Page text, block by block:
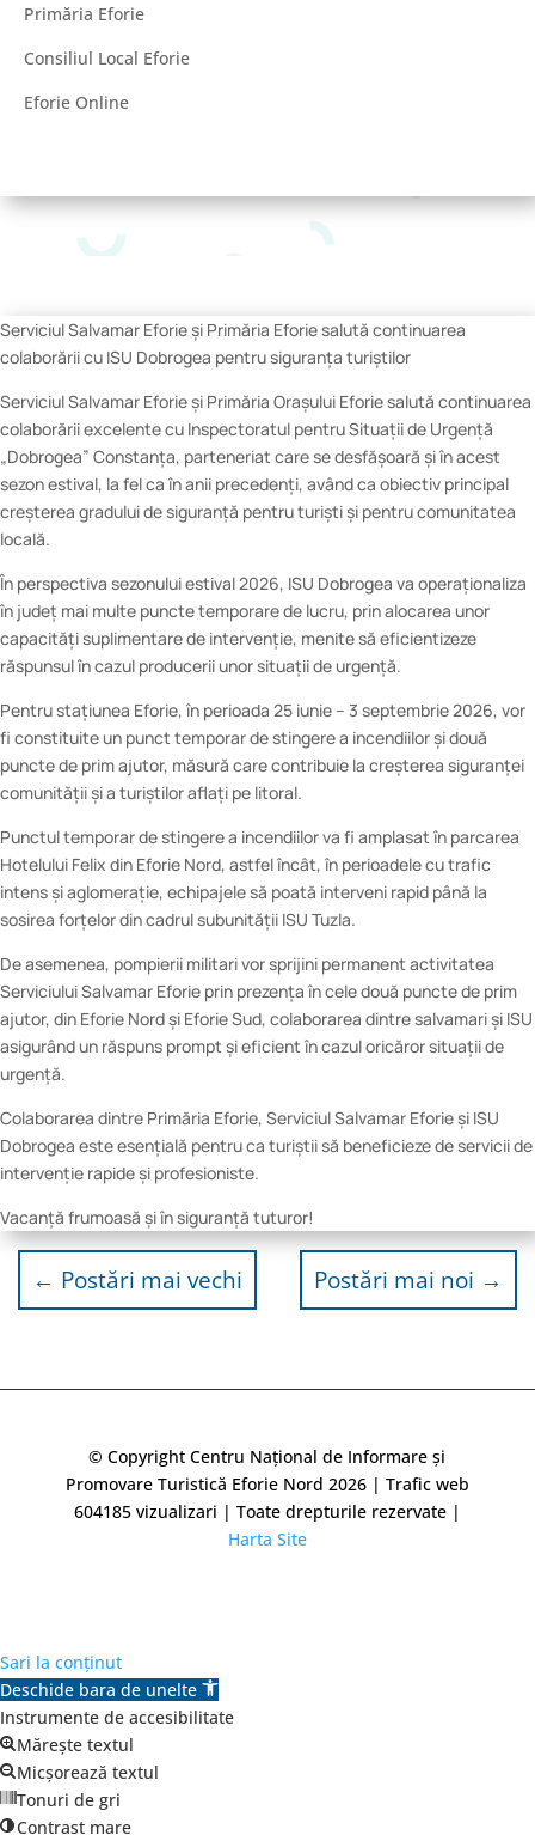
Primăria Eforie
Consiliul Local Eforie
Eforie Online
Serviciul Salvamar Eforie și Primăria Eforie salută continuarea
colaborării cu ISU Dobrogea pentru siguranța turiștilor
Serviciul Salvamar Eforie și Primăria Orașului Eforie salută continuarea
colaborării excelente cu Inspectoratul pentru Situații de Urgență
„Dobrogea” Constanța, parteneriat care se desfășoară și în acest
sezon estival, la fel ca în anii precedenți, având ca obiectiv principal
creșterea gradului de siguranță pentru turiști și pentru comunitatea
locală.
În perspectiva sezonului estival 2026, ISU Dobrogea va operaționaliza
în județ mai multe puncte temporare de lucru, prin alocarea unor
capacități suplimentare de intervenție, menite să eficientizeze
răspunsul în cazul producerii unor situații de urgență.
Pentru stațiunea Eforie, în perioada 25 iunie – 3 septembrie 2026, vor
fi constituite un punct temporar de stingere a incendiilor și două
puncte de prim ajutor, măsură care contribuie la creșterea siguranței
comunității și a turiștilor aflați pe litoral.
Punctul temporar de stingere a incendiilor va fi amplasat în parcarea
Hotelului Felix din Eforie Nord, astfel încât, în perioadele cu trafic
intens și aglomerație, echipajele să poată interveni rapid până la
sosirea forțelor din cadrul subunității ISU Tuzla.
De asemenea, pompierii militari vor sprijini permanent activitatea
Serviciului Salvamar Eforie prin prezența în cele două puncte de prim
ajutor, din Eforie Nord și Eforie Sud, colaborarea dintre salvamari și ISU
asigurând un răspuns prompt și eficient în cazul oricăror situații de
urgență.
Colaborarea dintre Primăria Eforie, Serviciul Salvamar Eforie și ISU
Dobrogea este esențială pentru ca turiștii să beneficieze de servicii de
intervenție rapide și profesioniste.
Vacanță frumoasă și în siguranță tuturor!
← Postări mai vechi Postări mai noi →
© Copyright Centru Național de Informare și
Promovare Turistică Eforie Nord 2026 | Trafic web
604185vizualizari | Toate drepturile rezervate |
Harta Site
Sari la conținut
Deschide bara de unelte
Instrumente de accesibilitate
Mărește textul
Micșorează textul
Tonuri de gri
Contrast mare